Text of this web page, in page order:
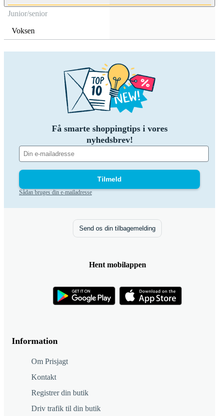
Junior/senior
Voksen
Få smarte shoppingtips i vores
nyhedsbrev!
Tilmeld
Sådan bruges din e-mailadresse
Information
Om Prisjagt
Kontakt
Registrer din butik
Driv trafik til din butik
Send os din tilbagemelding
Hent mobilappen